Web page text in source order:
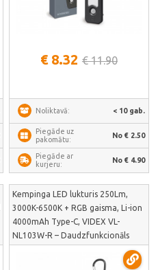
€ 8.32 € 11.90
Noliktavā: < 10 gab.
Piegāde uz
pakomātu:
No € 2.50
Piegāde ar
kurjeru:
No € 4.90
Kempinga LED lukturis 250Lm,
3000K-6500K + RGB gaisma, Li-ion
4000mAh Type-C, VIDEX VL-
NL103W-R – Daudzfunkcionāls
360 grādu telts apgaismojums ar
tālvadības pulti | VL-NL103W-R